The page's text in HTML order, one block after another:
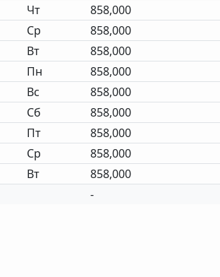
Чт 858,000
Ср 858,000
Вт 858,000
Пн 858,000
Вс 858,000
Сб 858,000
Пт 858,000
Ср 858,000
Вт 858,000
-